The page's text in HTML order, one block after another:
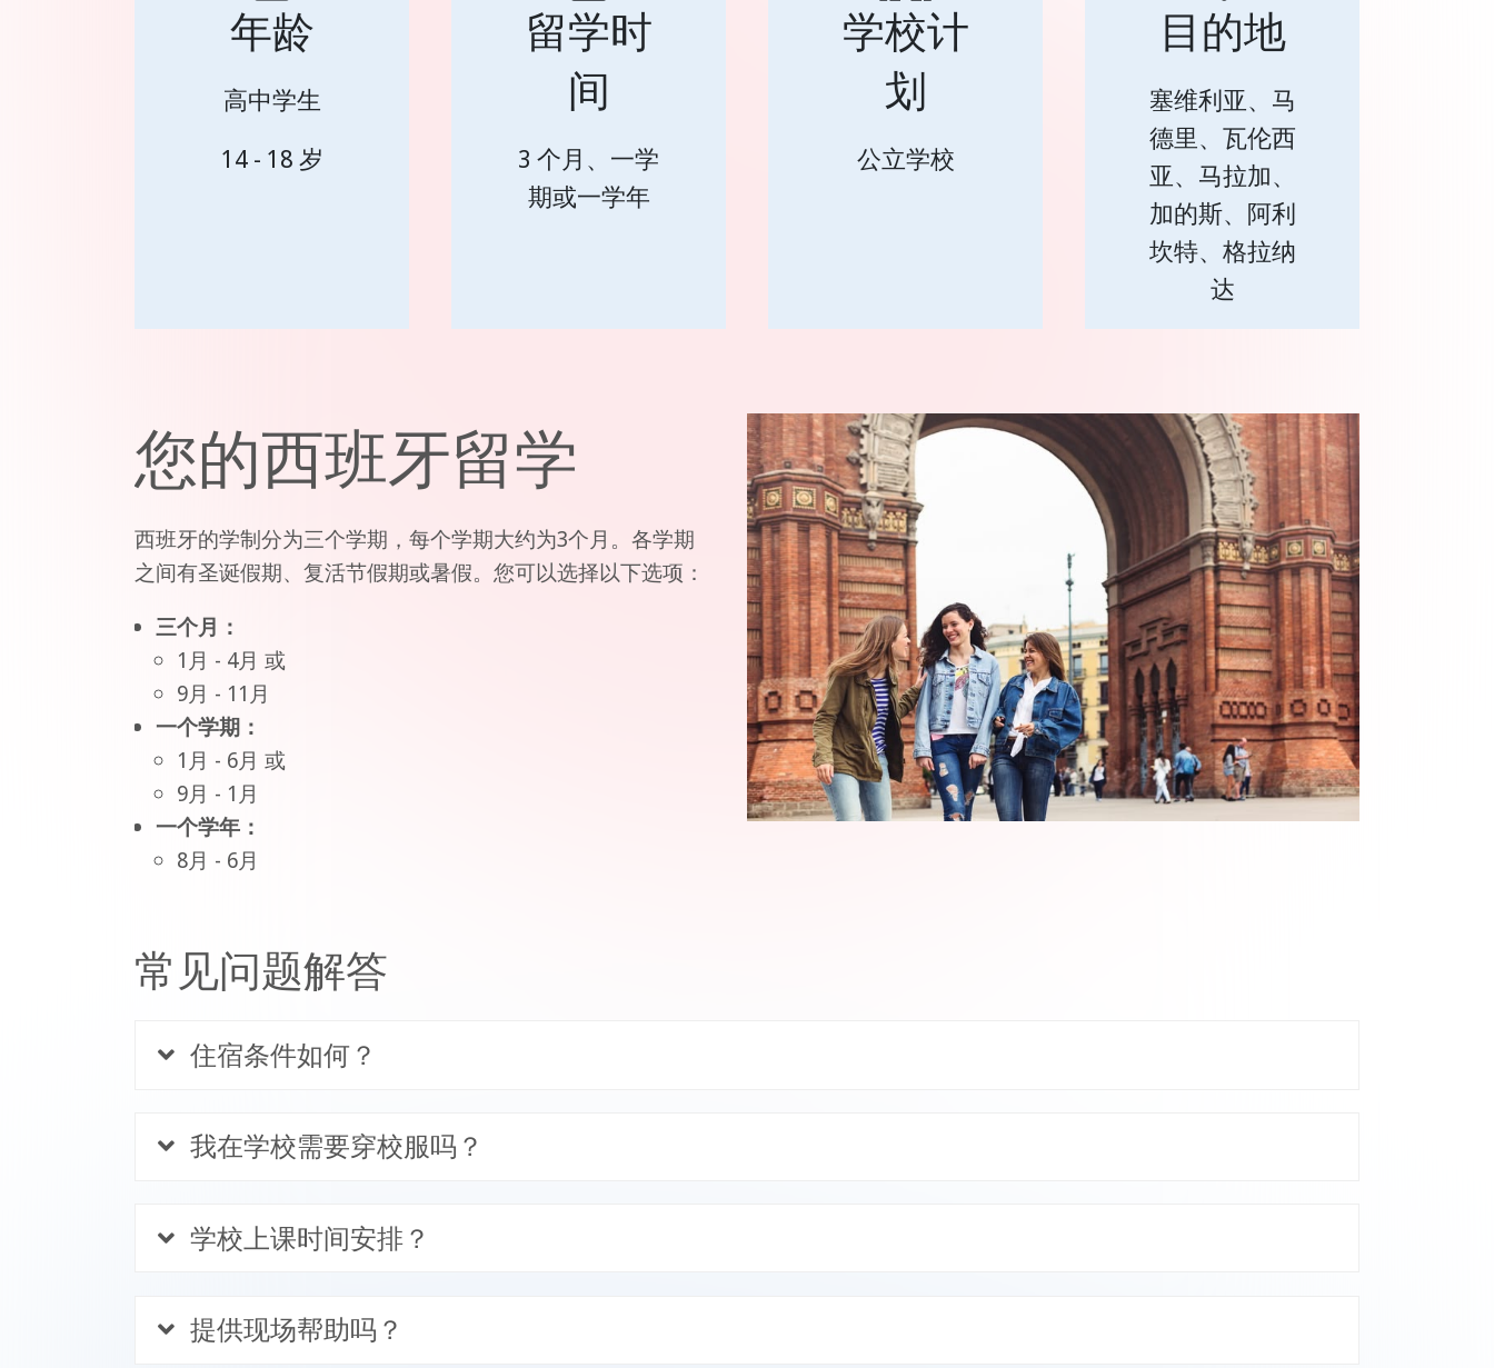
年龄
高中学生
14 - 18 岁
留学时
间
3 个月、一学
期或一学年
学校计
划
公立学校
目的地
塞维利亚、马
德里、瓦伦西
亚、马拉加、
加的斯、阿利
坎特、格拉纳
达
您的西班牙留学
西班牙的学制分为三个学期，每个学期大约为3个月。各学期
之间有圣诞假期、复活节假期或暑假。您可以选择以下选项：
三个月：
1月 - 4月 或
9月 - 11月
一个学期：
1月 - 6月 或
9月 - 1月
一个学年：
8月 - 6月
常见问题解答
住宿条件如何？
我在学校需要穿校服吗？
学校上课时间安排？
提供现场帮助吗？